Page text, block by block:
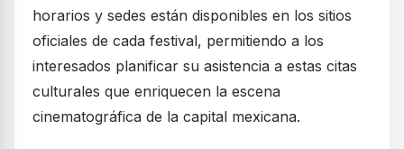
horarios y sedes están disponibles en los sitios
oficiales de cada festival, permitiendo a los
interesados planificar su asistencia a estas citas
culturales que enriquecen la escena
cinematográfica de la capital mexicana.